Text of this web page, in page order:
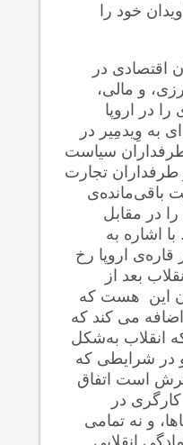
خود را
اقتصادی در
و مالی،
در اروپا
به وِیدمِیر در
طرفداران سیاست
طرفداران تجارت
باقی‌مانده‌ی
در مقابل
اشاره به
قاره‌ی اروپا رخ
بعد از
این‌ هست که
می کند که
انقلاب به‌شکل
در شرایطی که
است اتفاق
در
و نه تمامی
انقلابی